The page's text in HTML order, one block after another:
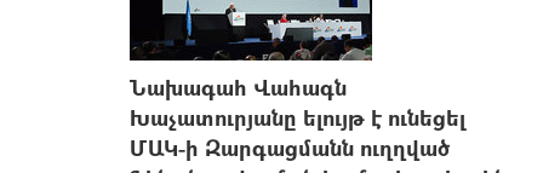
Նախագահ Վահագն
Խաչատուրյանը ելույթ է ունեցել
ՄԱԿ-ի Զարգացմանն ուղղված